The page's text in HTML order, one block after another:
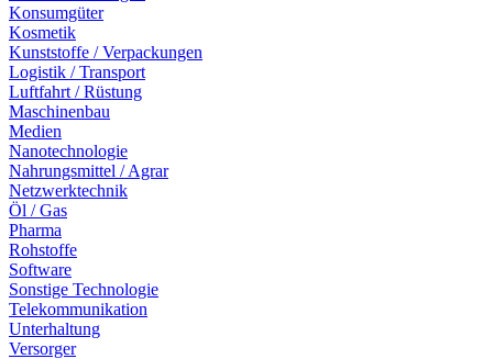
Konsumgüter
Kosmetik
Kunststoffe / Verpackungen
Logistik / Transport
Luftfahrt / Rüstung
Maschinenbau
Medien
Nanotechnologie
Nahrungsmittel / Agrar
Netzwerktechnik
Öl / Gas
Pharma
Rohstoffe
Software
Sonstige Technologie
Telekommunikation
Unterhaltung
Versorger